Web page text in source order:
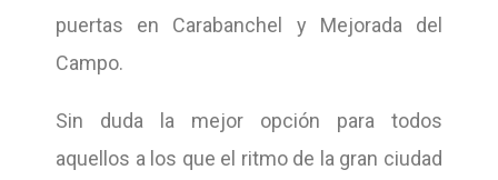
puertas en Carabanchel y Mejorada del
Campo.
Sin duda la mejor opción para todos
aquellos a los que el ritmo de la gran ciudad